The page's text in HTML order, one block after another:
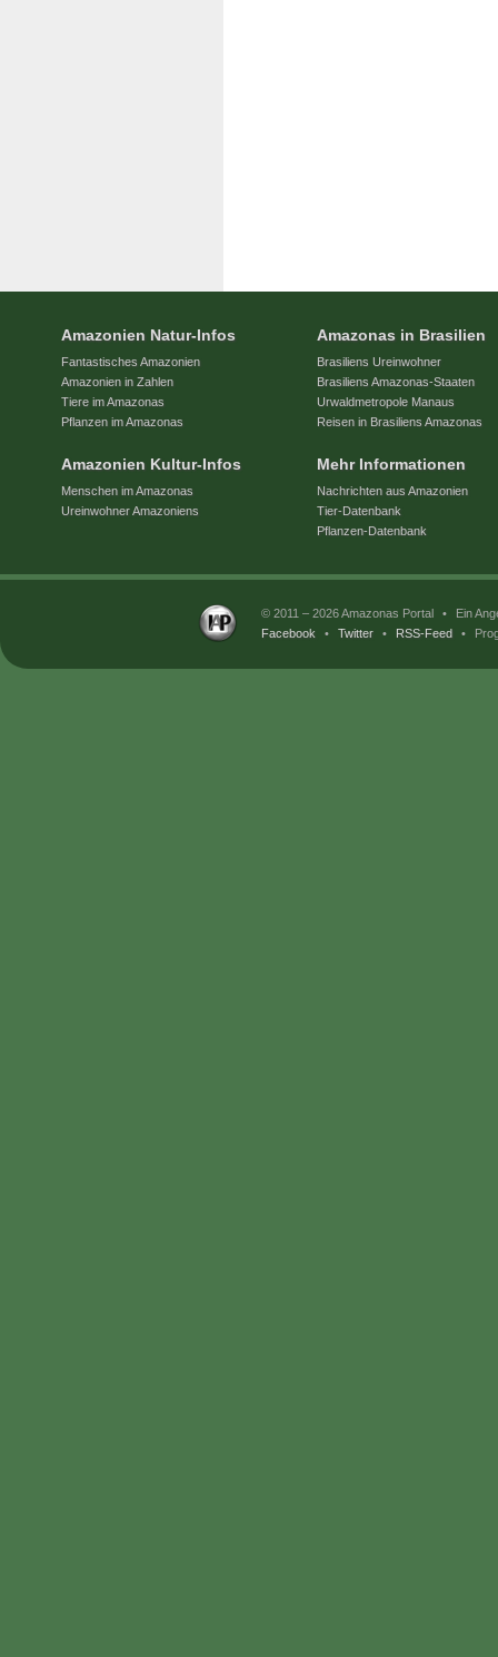
Amazonien Natur-Infos
Fantastisches Amazonien
Amazonien in Zahlen
Tiere im Amazonas
Pflanzen im Amazonas
Amazonien Kultur-Infos
Menschen im Amazonas
Ureinwohner Amazoniens
Amazonas in Brasilien
Brasiliens Ureinwohner
Brasiliens Amazonas-Staaten
Urwaldmetropole Manaus
Reisen in Brasiliens Amazonas
Mehr Informationen
Nachrichten aus Amazonien
Tier-Datenbank
Pflanzen-Datenbank
© 2011 – 2026 Amazonas Portal •
Ein
Facebook
• Twitter • RSS-Feed •